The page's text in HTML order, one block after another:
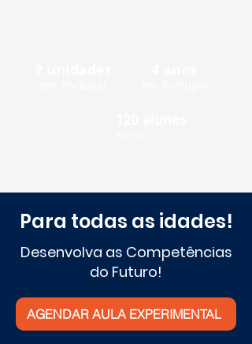
Para todas as idades!
Desenvolva as Competências
do Futuro!
AGENDAR AULA EXPERIMENTAL